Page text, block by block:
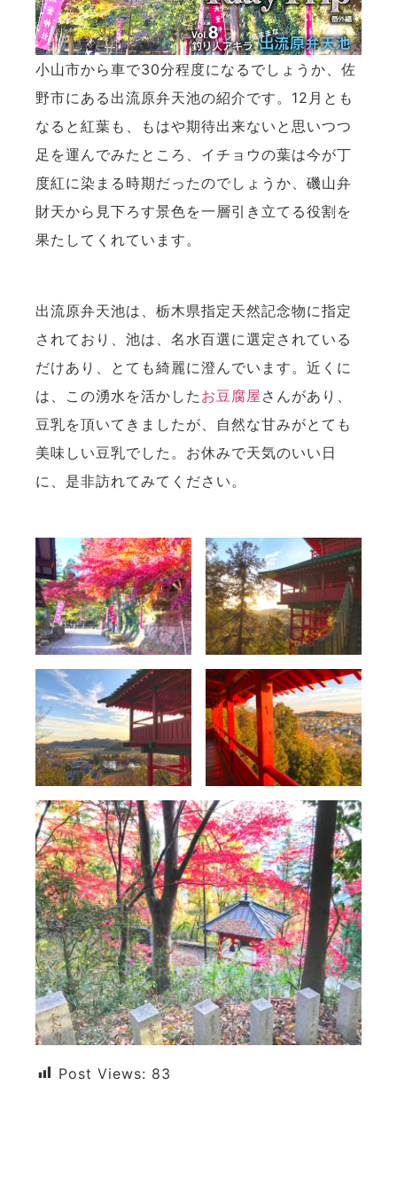
小山市から車で30分程度になるでしょうか、佐
野市にある出流原弁天池の紹介です。12月とも
なると紅葉も、もはや期待出来ないと思いつつ
足を運んでみたところ、イチョウの葉は今が丁
度紅に染まる時期だったのでしょうか、磯山弁
財天から見下ろす景色を一層引き立てる役割を
果たしてくれています。
出流原弁天池は、栃木県指定天然記念物に指定
されており、池は、名水百選に選定されている
だけあり、とても綺麗に澄んでいます。近くに
は、この湧水を活かした お豆腐屋 さんがあり、
豆乳を頂いてきましたが、自然な甘みがとても
美味しい豆乳でした。お休みで天気のいい日
に、是非訪れてみてください。
Post Views: 83